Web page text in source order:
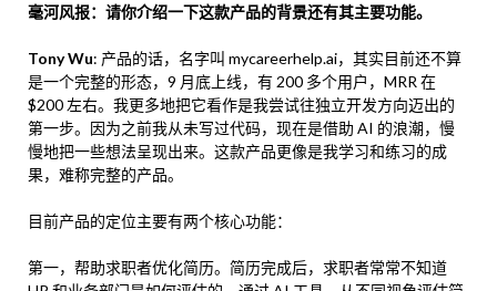
毫河风报：请你介绍一下这款产品的背景还有其主要功能。
Tony Wu: 产品的话，名字叫 mycareerhelp.ai，其实目前还不算
是一个完整的形态，9 月底上线，有 200 多个用户，MRR 在
$200 左右。我更多地把它看作是我尝试往独立开发方向迈出的
第一步。因为之前我从未写过代码，现在是借助 AI 的浪潮，慢
慢地把一些想法呈现出来。这款产品更像是我学习和练习的成
果，难称完整的产品。
目前产品的定位主要有两个核心功能：
第一，帮助求职者优化简历。简历完成后，求职者常常不知道